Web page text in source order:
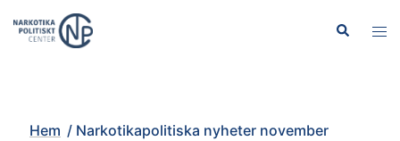
Sök
Slå
Hem / Narkotikapolitiska nyheter november